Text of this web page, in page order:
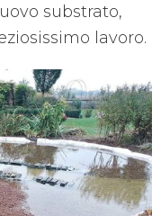
substrato,
lavoro.